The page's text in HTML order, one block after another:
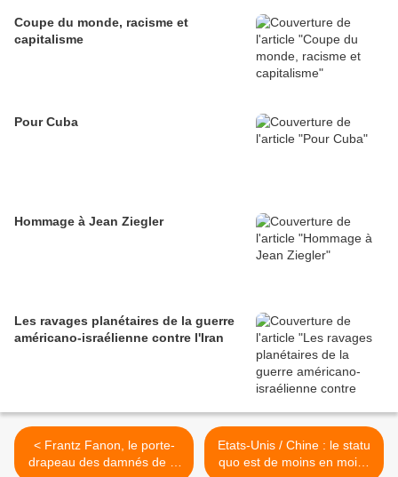
Coupe du monde, racisme et
capitalisme
Pour Cuba
Hommage à Jean Ziegler
Les ravages planétaires de la guerre
américano-israélienne contre l'Iran
< Frantz Fanon, le porte-
drapeau des damnés de la
Etats-Unis / Chine : le statu
quo est de moins en moins